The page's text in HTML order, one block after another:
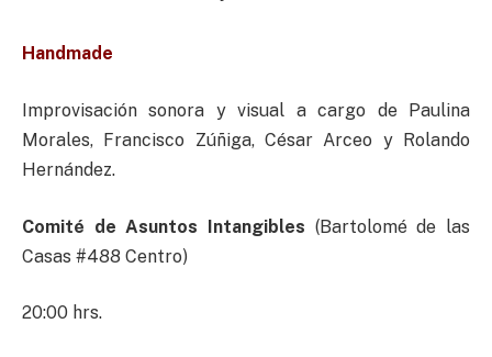
Handmade
Improvisación sonora y visual a cargo de Paulina
Morales, Francisco Zúñiga, César Arceo y Rolando
Hernández.
Comité de Asuntos Intangibles (Bartolomé de las
Casas #488 Centro)
20:00 hrs.